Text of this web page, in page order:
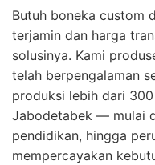
Butuh boneka custom
terjamin dan harga
solusinya. Kami
telah berpengalaman
produksi lebih dari
Jabodetabek — mulai
pendidikan, hingga
mempercayakan